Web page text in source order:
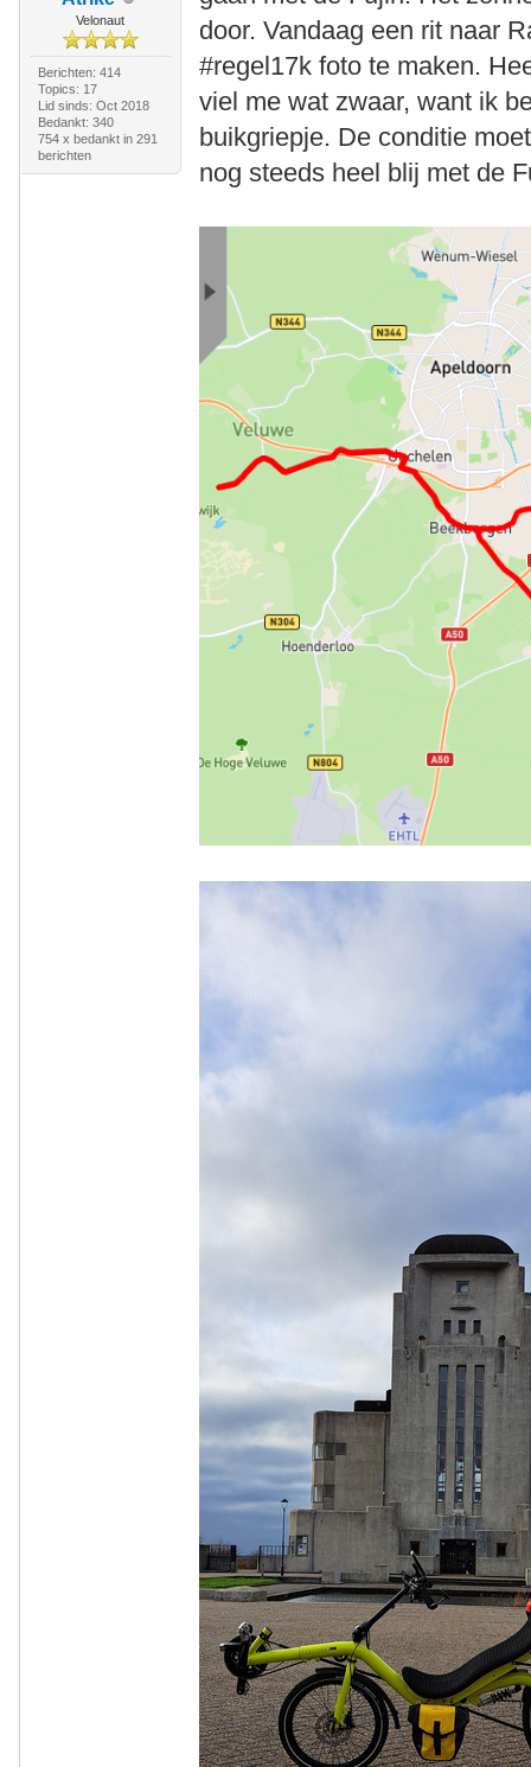
Velonaut
Berichten: 414
Topics: 17
Lid sinds: Oct 2018
Bedankt: 340
754 x bedankt in 291
berichten
door. Vandaag een rit naar
#regel17k foto te maken.
viel me wat zwaar, want ik
buikgriepje. De conditie
nog steeds heel blij met de